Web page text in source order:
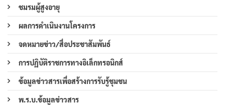
ชมรมผู้สูงอายุ
ผลการดำเนินงานโครงการ
จดหมายข่าว/สื่อประชาสัมพันธ์
การปฏิบัติราชการทางอิเล็กทรอนิกส์
ข้อมูลข่าวสารเพื่อสร้างการรับรู้ชุมชน
พ.ร.บ.ข้อมูลข่าวสาร